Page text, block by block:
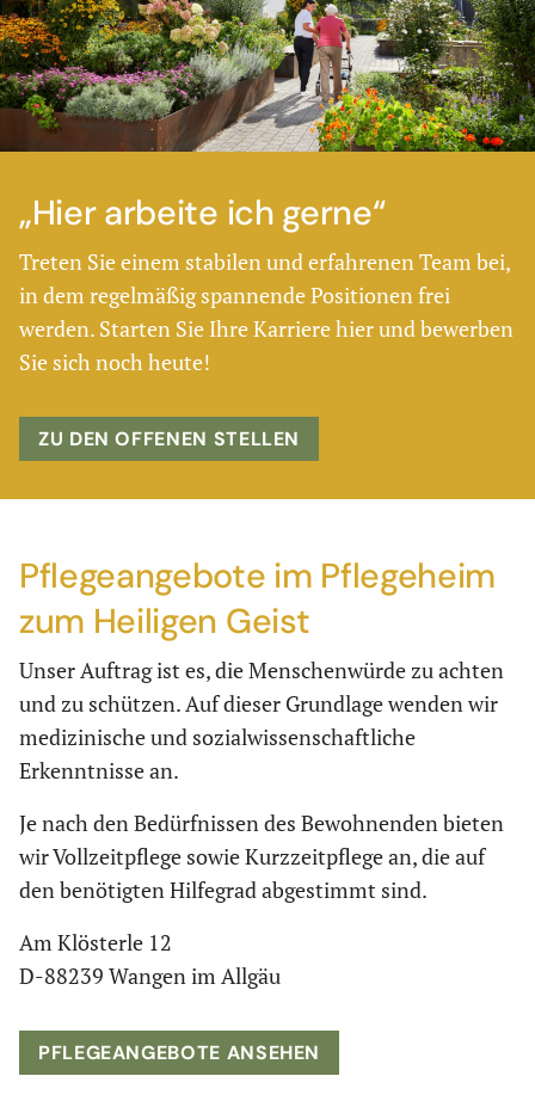
„Hier arbeite ich gerne“
Treten Sie einem stabilen und erfahrenen Team bei,
in dem regelmäßig spannende Positionen frei
werden. Starten Sie Ihre Karriere hier und bewerben
Sie sich noch heute!
ZU DEN OFFENEN STELLEN
Pflegeangebote im Pflegeheim
zum Heiligen Geist
Unser Auftrag ist es, die Menschenwürde zu achten
und zu schützen. Auf dieser Grundlage wenden wir
medizinische und sozialwissenschaftliche
Erkenntnisse an.
Je nach den Bedürfnissen des Bewohnenden bieten
wir Vollzeitpflege sowie Kurzzeitpflege an, die auf
den benötigten Hilfegrad abgestimmt sind.
Am Klösterle 12
D-88239 Wangen im Allgäu
PFLEGEANGEBOTE ANSEHEN